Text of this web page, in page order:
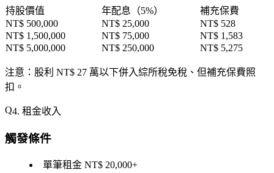
持股價值 年配息（5%）
補充保費
NT$ 500,000
NT$ 25,000
NT$ 528
NT$ 1,500,000
NT$ 75,000
NT$ 1,583
NT$ 5,000,000
NT$ 250,000 NT$ 5,275
注意 ：股利 NT$ 27 萬以下併入綜所稅免稅、但補充保費照
扣 。
4. 租金收入
觸發條件
單筆租金 NT$ 20,000+